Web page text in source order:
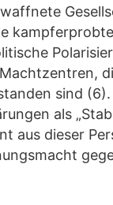
sind (6).
als
aus dieser